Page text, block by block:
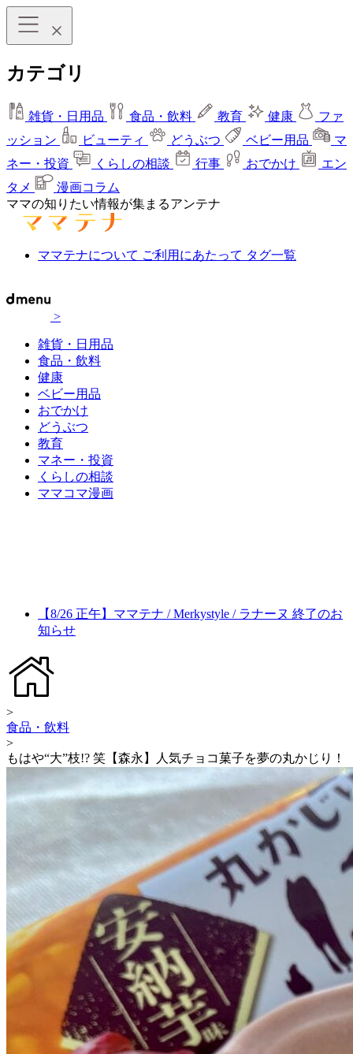
カテゴリ
雑貨・日用品 食品・飲料 教育 健康
ファ
ッション
ビューティ どうぶつ ベビー用品
マ
ネー・投資
くらしの相談 行事 おでかけ
エン
タメ
漫画コラム
ママの知りたい情報が集まるアンテナ
ママテナについて ご利用にあたって タグ一覧
>
雑貨・日用品
食品・飲料
健康
ベビー用品
おでかけ
どうぶつ
教育
マネー・投資
くらしの相談
ママコマ漫画
【8/26 正午】ママテナ / Merkystyle / ラナーヌ 終了のお
知らせ
>
食品・飲料
>
もはや“大”枝!? 笑【森永】人気チョコ菓子を夢の丸かじり！